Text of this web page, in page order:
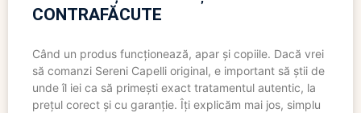
CONTRAFĂCUTE
Când un produs funcționează, apar și copiile. Dacă vrei
să comanzi Sereni Capelli original, e important să știi de
unde îl iei ca să primești exact tratamentul autentic, la
prețul corect și cu garanție. Îți explicăm mai jos, simplu